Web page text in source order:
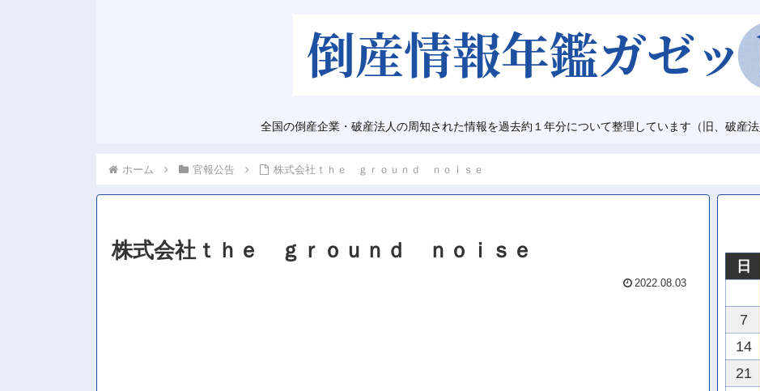
全国の倒産企業・破産法人の周知された情報を過去約１年分について整理しています（旧、破産法
ホーム 官報公告 株式会社ｔｈｅ ｇｒｏｕｎｄ ｎｏｉｓｅ
株式会社ｔｈｅ ｇｒｏｕｎｄ ｎｏｉｓｅ
2022.08.03
日
7
14
21